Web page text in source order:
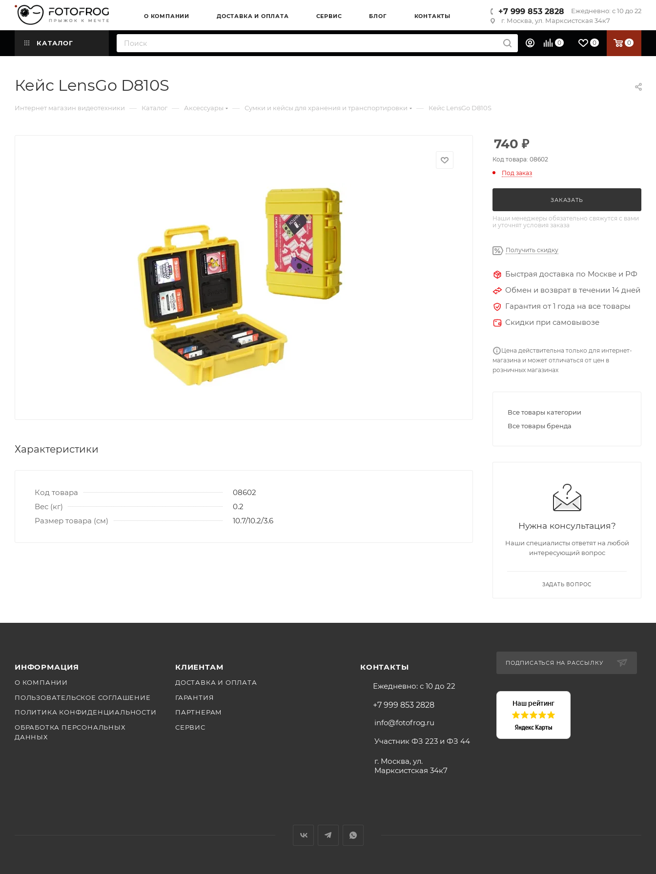
О КОМПАНИИ ДОСТАВКА И ОПЛАТА СЕРВИС БЛОГ КОНТАКТЫ
+7 999 853 2828
Ежедневно: с 10 до 22
г. Москва, ул. Марксистская 34к7
КАТАЛОГ 0 0 0
Кейс LensGo D810S
Интернет магазин видеотехники — Каталог — Аксессуары — Сумки и кейсы для хранения и транспортировки — Кейс LensGo D810S
Характеристики
Код товара
08602
Вес (кг)
0.2
Размер товара (см)
10.7/10.2/3.6
740 ₽
Код товара: 08602
Под заказ
ЗАКАЗАТЬ
Наши менеджеры обязательно свяжутся с вами
и уточнят условия заказа
Получить скидку
Быстрая доставка по Москве и РФ
Обмен и возврат в течении 14 дней
Гарантия от 1 года на все товары
Скидки при самовывозе
Цена действительна только для интернет-
магазина и может отличаться от цен в
розничных магазинах
Все товары категории
Все товары бренда
Нужна консультация?
Наши специалисты ответят на любой
интересующий вопрос
ЗАДАТЬ ВОПРОС
ИНФОРМАЦИЯ
О КОМПАНИИ
ПОЛЬЗОВАТЕЛЬСКОЕ СОГЛАШЕНИЕ
ПОЛИТИКА КОНФИДЕНЦИАЛЬНОСТИ
ОБРАБОТКА ПЕРСОНАЛЬНЫХ
ДАННЫХ
КЛИЕНТАМ
ДОСТАВКА И ОПЛАТА
ГАРАНТИЯ
ПАРТНЕРАМ
СЕРВИС
КОНТАКТЫ
Ежедневно: с 10 до 22
+7 999 853 2828
info@fotofrog.ru
Участник ФЗ 223 и ФЗ 44
г. Москва, ул.
Марксистская 34к7
ПОДПИСАТЬСЯ НА РАССЫЛКУ